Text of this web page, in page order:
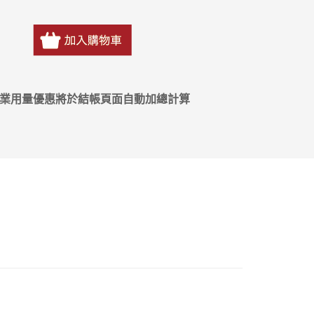
用量優惠將於結帳頁面自動加總計算